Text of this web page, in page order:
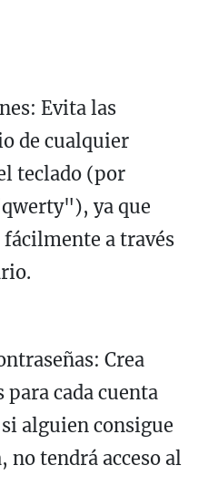
Evita las
de cualquier
teclado (por
ya que
a través
Crea
cada cuenta
alguien consigue
no tendrá acceso al